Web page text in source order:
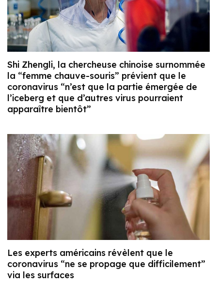
Shi Zhengli, la chercheuse chinoise surnommée
la “femme chauve-souris” prévient que le
coronavirus “n’est que la partie émergée de
l’iceberg et que d’autres virus pourraient
apparaître bientôt”
Les experts américains révèlent que le
coronavirus “ne se propage que difficilement”
via les surfaces